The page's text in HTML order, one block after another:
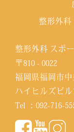
整形外
整形外科 スポ
〒810 - 0022
福岡県福岡市
ハイヒルズビル
Tel ：092-716-